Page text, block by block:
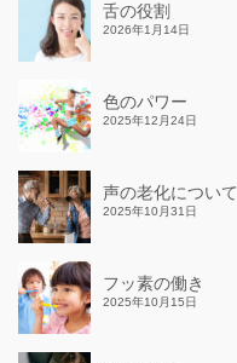
舌の役割
2026年1月14日
色のパワー
2025年12月24日
声の老化について
2025年10月31日
フッ素の働き
2025年10月15日